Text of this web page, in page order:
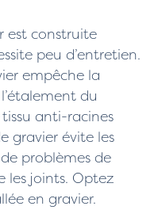
est construite
peu d’entretien.
empêche la
du
anti-racines
gravier évite les
problèmes de
les joints. Optez
en gravier.